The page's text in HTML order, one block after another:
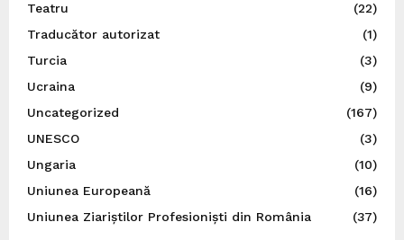
Teatru
(22)
Traducător autorizat
(1)
Turcia
(3)
Ucraina
(9)
Uncategorized
(167)
UNESCO
(3)
Ungaria
(10)
Uniunea Europeană
(16)
Uniunea Ziariștilor Profesioniști din România
(37)